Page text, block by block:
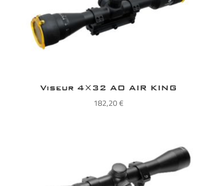
Viseur 4×32 AO AIR KING
182,20€